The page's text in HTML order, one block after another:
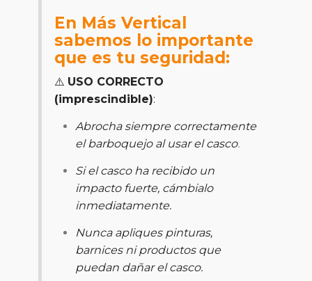
En Más Vertical
sabemos lo importante
que es tu seguridad:
⚠️ USO CORRECTO
(imprescindible):
Abrocha siempre correctamente
el barboquejo al usar el casco.
Si el casco ha recibido un
impacto fuerte, cámbialo
inmediatamente.
Nunca apliques pinturas,
barnices ni productos que
puedan dañar el casco.